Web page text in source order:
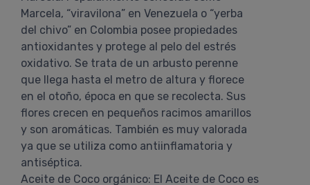
Marcela, “viravilona” en Venezuela o “yerba
del chivo” en Colombia posee propiedades
antioxidantes y protege al pelo del estrés
oxidativo. Se trata de un arbusto perenne
que llega hasta el metro de altura y florece
en el otoño, época en que se recolecta. Sus
flores crecen en pequeños racimos amarillos
y son aromáticas. También es muy valorada
ya que se utiliza como antiinflamatoria y
antiséptica.
Aceite de Coco orgánico: El Aceite de Coco es